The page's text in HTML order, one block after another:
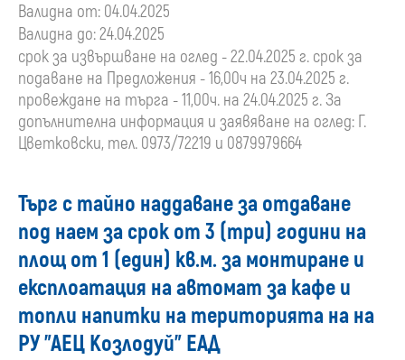
Валидна от: 04.04.2025
Валидна до: 24.04.2025
срок за извършване на оглед - 22.04.2025 г. срок за
подаване на Предложения - 16,00ч на 23.04.2025 г.
провеждане на търга - 11,00ч. на 24.04.2025 г. За
допълнителна информация и заявяване на оглед: Г.
Цветковски, тел. 0973/72219 и 0879979664
Търг с тайно наддаване за отдаване
под наем за срок от 3 (три) години на
площ от 1 (един) кв.м. за монтиране и
експлоатация на автомат за кафе и
топли напитки на територията на на
РУ "АЕЦ Козлодуй" ЕАД